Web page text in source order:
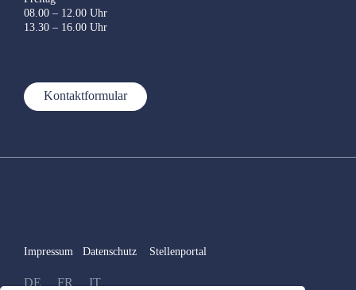
08.00 – 12.00 Uhr
13.30 – 16.00 Uhr
Kontaktformular
Impressum Datenschutz Stellenportal
DE FR IT